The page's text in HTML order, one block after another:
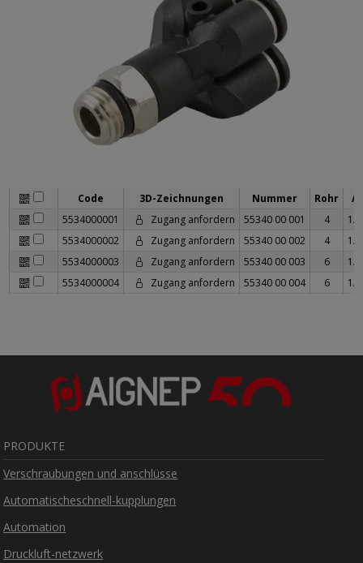
Code 3D-Zeichnungen Nummer Rohr
A
5534000001
Zugang anfordern 55340 00 001 4
1/8
5534000002
Zugang anfordern 55340 00 002 4
1/4
5534000003
Zugang anfordern 55340 00 003 6
1/8
5534000004
Zugang anfordern 55340 00 004 6 1/4
PRODUKTE
Verschraubungen und anschlüsse
Automatischeschnell-kupplungen
Automation
Druckluft-netzwerk